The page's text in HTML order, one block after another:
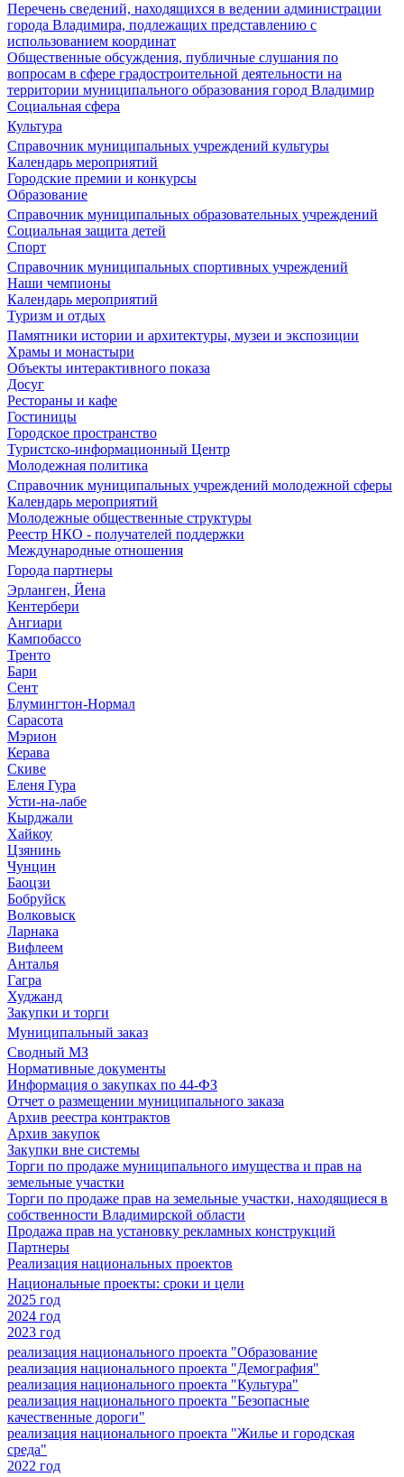
Перечень сведений, находящихся в ведении администрации
города Владимира, подлежащих представлению с
использованием координат
Общественные обсуждения, публичные слушания по
вопросам в сфере градостроительной деятельности на
территории муниципального образования город Владимир
Социальная сфера
Культура
Справочник муниципальных учреждений культуры
Календарь мероприятий
Городские премии и конкурсы
Образование
Справочник муниципальных образовательных учреждений
Социальная защита детей
Спорт
Справочник муниципальных спортивных учреждений
Наши чемпионы
Календарь мероприятий
Туризм и отдых
Памятники истории и архитектуры, музеи и экспозиции
Храмы и монастыри
Объекты интерактивного показа
Досуг
Рестораны и кафе
Гостиницы
Городское пространство
Туристско-информационный Центр
Молодежная политика
Справочник муниципальных учреждений молодежной сферы
Календарь мероприятий
Молодежные общественные структуры
Реестр НКО - получателей поддержки
Международные отношения
Города партнеры
Эрланген, Йена
Кентербери
Ангиари
Кампобассо
Тренто
Бари
Сент
Блумингтон-Нормал
Сарасота
Мэрион
Керава
Скиве
Еленя Гура
Усти-на-лабе
Кырджали
Хайкоу
Цзянинь
Чунцин
Баоцзи
Бобруйск
Волковыск
Ларнака
Вифлеем
Анталья
Гагра
Худжанд
Закупки и торги
Муниципальный заказ
Сводный МЗ
Нормативные документы
Информация о закупках по 44-ФЗ
Отчет о размещении муниципального заказа
Архив реестра контрактов
Архив закупок
Закупки вне системы
Торги по продаже муниципального имущества и прав на
земельные участки
Торги по продаже прав на земельные участки, находящиеся в
собственности Владимирской области
Продажа прав на установку рекламных конструкций
Партнеры
Реализация национальных проектов
Национальные проекты: сроки и цели
2025 год
2024 год
2023 год
реализация национального проекта "Образование
реализация национального проекта "Демография"
реализация национального проекта "Культура"
реализация национального проекта "Безопасные
качественные дороги"
реализация национального проекта "Жилье и городская
среда"
2022 год